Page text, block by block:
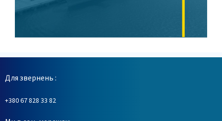
Для звернень :
+380 67 828 33 82